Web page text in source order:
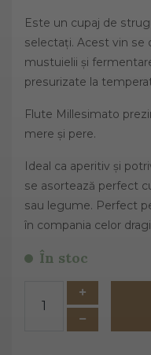
Este un cupaj de
selectați. Acest vin se
mustuielii și
presurizate la
Flute Millesimato
mere și pere.
Ideal ca aperitiv și
se asortează perfect
sau legume. Perfect
în compania celor
În stoc